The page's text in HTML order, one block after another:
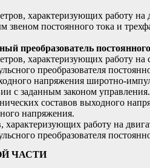
характеризующих работу на
звеном постоянного тока и
преобразователь
характеризующих работу на
преобразователя
напряжения широтно-
с заданным законом управления.
составов выходного
напряжения.
характеризующих работу на
преобразователя
ЧАСТИ